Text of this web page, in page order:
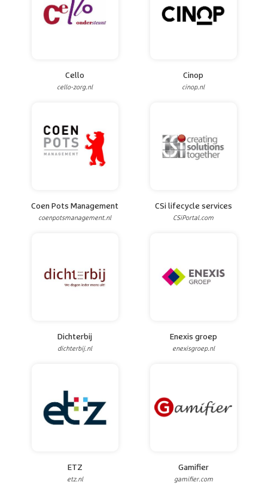
Cello
cello-zorg.nl
Cinop
cinop.nl
Coen Pots Management
coenpotsmanagement.nl
CSi lifecycle services
CSiPortal.com
Dichterbij
dichterbij.nl
Enexis groep
enexisgroep.nl
ETZ
etz.nl
Gamifier
gamifier.com